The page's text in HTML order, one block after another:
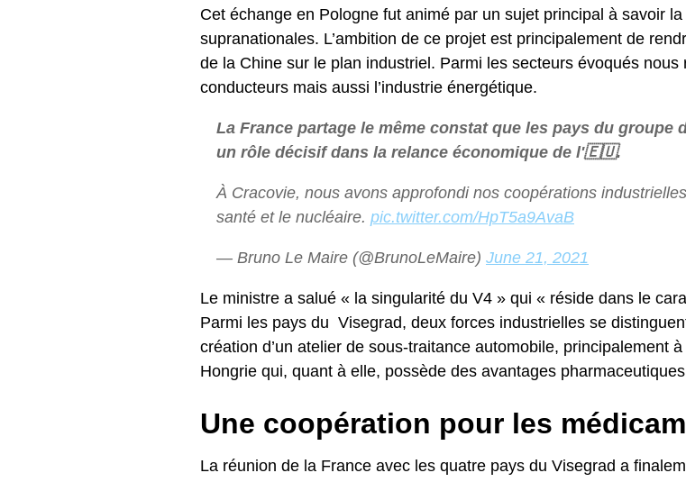
Cet échange en Pologne fut animé par un sujet principal à savoir
supranationales. L’ambition de ce projet est principalement de
de la Chine sur le plan industriel. Parmi les secteurs évoqués
conducteurs mais aussi l’industrie énergétique.
La France partage le même constat que les pays du
un rôle décisif dans la relance économique de l'🇪🇺.
À Cracovie, nous avons approfondi nos coopérations
santé et le nucléaire. pic.twitter.com/HpT5a9AvaB
— Bruno Le Maire (@BrunoLeMaire) June 21, 2021
Le ministre a salué « la singularité du V4 » qui « réside dans le
Parmi les pays du Visegrad, deux forces industrielles se
création d’un atelier de sous-traitance automobile, principalement
Hongrie qui, quant à elle, possède des avantages
Une coopération pour les
La réunion de la France avec les quatre pays du Visegrad a